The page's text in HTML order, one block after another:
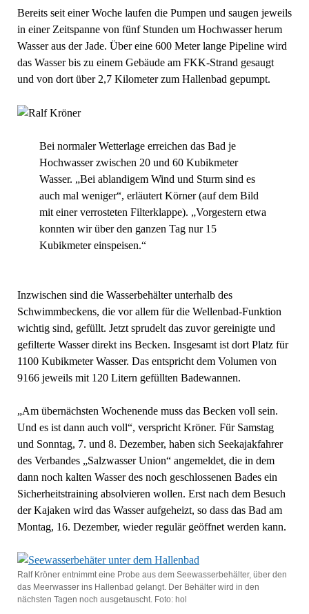
Bereits seit einer Woche laufen die Pumpen und saugen jeweils
in einer Zeitspanne von fünf Stunden um Hochwasser herum
Wasser aus der Jade. Über eine 600 Meter lange Pipeline wird
das Wasser bis zu einem Gebäude am FKK-Strand gesaugt
und von dort über 2,7 Kilometer zum Hallenbad gepumpt.
Bei normaler Wetterlage erreichen das Bad je
Hochwasser zwischen 20 und 60 Kubikmeter
Wasser. „Bei ablandigem Wind und Sturm sind es
auch mal weniger“, erläutert Körner (auf dem Bild
mit einer verrosteten Filterklappe). „Vorgestern etwa
konnten wir über den ganzen Tag nur 15
Kubikmeter einspeisen.“
Inzwischen sind die Wasserbehälter unterhalb des
Schwimmbeckens, die vor allem für die Wellenbad-Funktion
wichtig sind, gefüllt. Jetzt sprudelt das zuvor gereinigte und
gefilterte Wasser direkt ins Becken. Insgesamt ist dort Platz für
1100 Kubikmeter Wasser. Das entspricht dem Volumen von
9166 jeweils mit 120 Litern gefüllten Badewannen.
„Am übernächsten Wochenende muss das Becken voll sein.
Und es ist dann auch voll“, verspricht Kröner. Für Samstag
und Sonntag, 7. und 8. Dezember, haben sich Seekajakfahrer
des Verbandes „Salzwasser Union“ angemeldet, die in dem
dann noch kalten Wasser des noch geschlossenen Bades ein
Sicherheitstraining absolvieren wollen. Erst nach dem Besuch
der Kajaken wird das Wasser aufgeheizt, so dass das Bad am
Montag, 16. Dezember, wieder regulär geöffnet werden kann.
Ralf Kröner entnimmt eine Probe aus dem Seewasserbehälter, über den
das Meerwasser ins Hallenbad gelangt. Der Behälter wird in den
nächsten Tagen noch ausgetauscht. Foto: hol